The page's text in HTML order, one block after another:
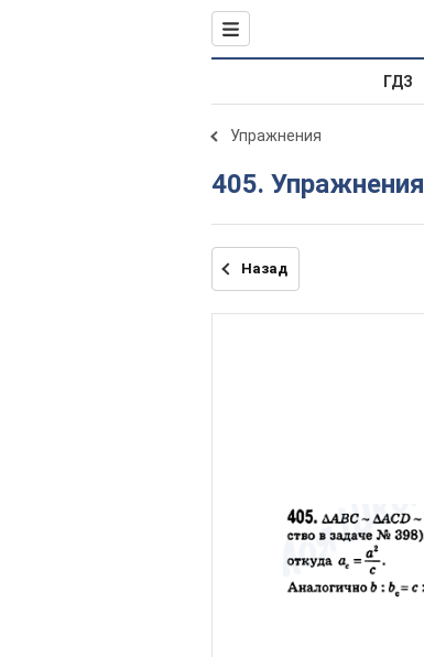
ГДЗ
Упражнения
405. Упражнения
Назад